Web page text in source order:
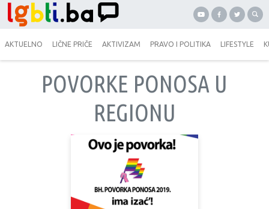
AKTUELNO LIČNE PRIČE AKTIVIZAM PRAVO I POLITIKA LIFESTYLE
POVORKE PONOSA U
REGIONU